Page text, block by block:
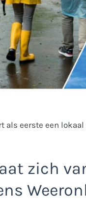
als eerste een
zich